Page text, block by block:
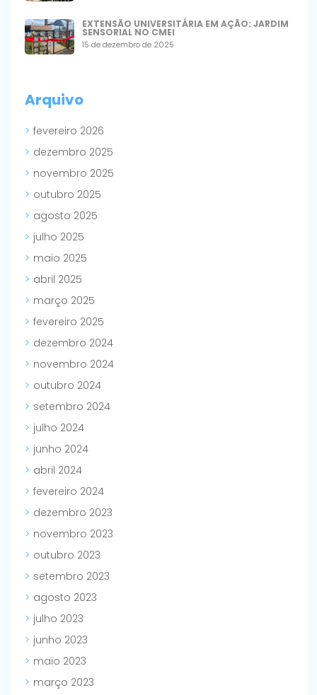
EXTENSÃO UNIVERSITÁRIA EM AÇÃO: JARDIM
SENSORIAL NO CMEI
15 de dezembro de 2025
Arquivo
fevereiro 2026
dezembro 2025
novembro 2025
outubro 2025
agosto 2025
julho 2025
maio 2025
abril 2025
março 2025
fevereiro 2025
dezembro 2024
novembro 2024
outubro 2024
setembro 2024
julho 2024
junho 2024
abril 2024
fevereiro 2024
dezembro 2023
novembro 2023
outubro 2023
setembro 2023
agosto 2023
julho 2023
junho 2023
maio 2023
março 2023